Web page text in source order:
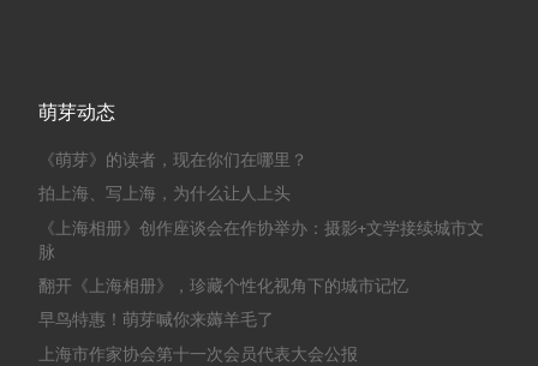
萌芽动态
《萌芽》的读者，现在你们在哪里？
拍上海、写上海，为什么让人上头
《上海相册》创作座谈会在作协举办：摄影+文学接续城市文
脉
翻开《上海相册》，珍藏个性化视角下的城市记忆
早鸟特惠！萌芽喊你来薅羊毛了
上海市作家协会第十一次会员代表大会公报